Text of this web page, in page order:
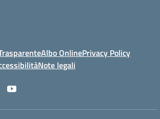
Albo OnlinePrivacy Policy
Note legali